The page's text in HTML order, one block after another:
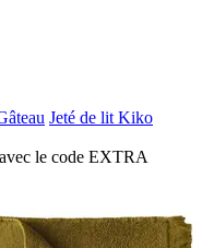
Jeté de lit Kiko
avec le code EXTRA